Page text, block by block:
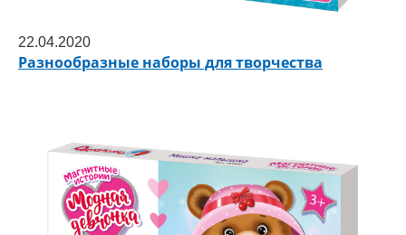
22.04.2020
Разнообразные наборы для творчества